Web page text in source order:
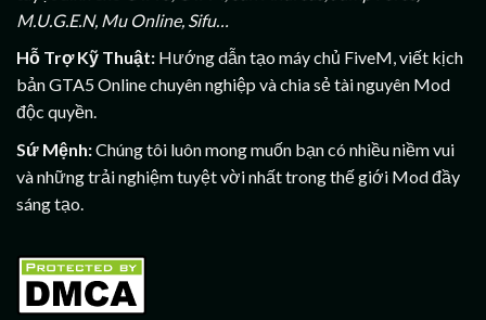
M.U.G.E.N, Mu Online, Sifu…
Hỗ Trợ Kỹ Thuật: Hướng dẫn tạo máy chủ FiveM, viết kịch
bản GTA5 Online chuyên nghiệp và chia sẻ tài nguyên Mod
độc quyền.
Sứ Mệnh:Chúng tôi luôn mong muốn bạn có nhiều niềm vui
và những trải nghiệm tuyệt vời nhất trong thế giới Mod đầy
sáng tạo.